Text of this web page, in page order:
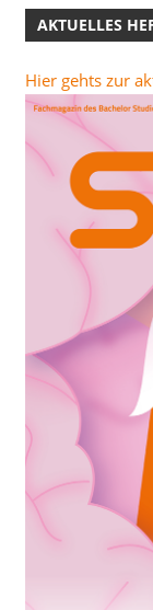
AKTUELLES
Hier gehts zur